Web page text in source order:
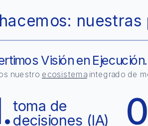
toma de
decisiones (IA)
Visión en
nuestro ecosistema integrado de